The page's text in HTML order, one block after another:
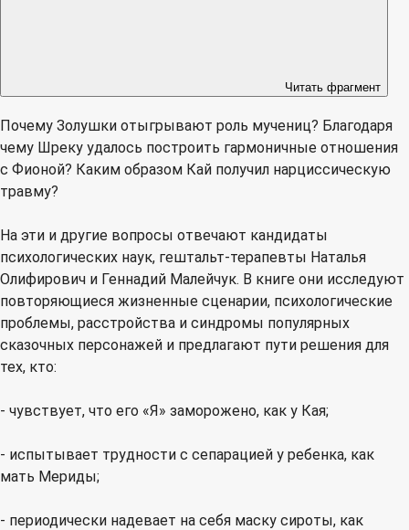
Читать фрагмент
Почему Золушки отыгрывают роль мучениц? Благодаря
чему Шреку удалось построить гармоничные отношения
с Фионой? Каким образом Кай получил нарциссическую
травму?
На эти и другие вопросы отвечают кандидаты
психологических наук, гештальт-терапевты Наталья
Олифирович и Геннадий Малейчук. В книге они исследуют
повторяющиеся жизненные сценарии, психологические
проблемы, расстройства и синдромы популярных
сказочных персонажей и предлагают пути решения для
тех, кто:
- чувствует, что его «Я» заморожено, как у Кая;
- испытывает трудности с сепарацией у ребенка, как
мать Мериды;
- периодически надевает на себя маску сироты, как